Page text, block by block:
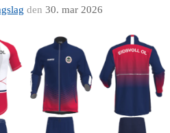
den 30. mar 2026